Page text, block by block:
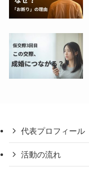
代表プロフィール
活動の流れ